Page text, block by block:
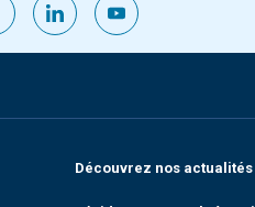
Découvrez nos actualités